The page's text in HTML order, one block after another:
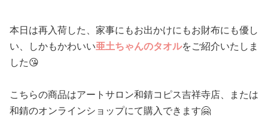
本日は再入荷した、家事にもお出かけにもお財布にも優し
い、しかもかわいい亜土ちゃんのタオルをご紹介いたしま
した😘
こちらの商品はアートサロン和錆コピス吉祥寺店、または
和錆のオンラインショップにて購入できます🤗